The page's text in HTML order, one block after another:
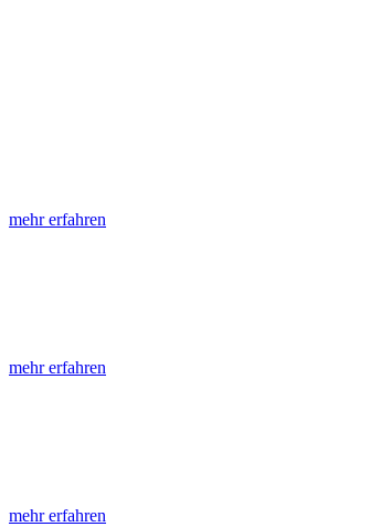
mehr erfahren
mehr erfahren
mehr erfahren